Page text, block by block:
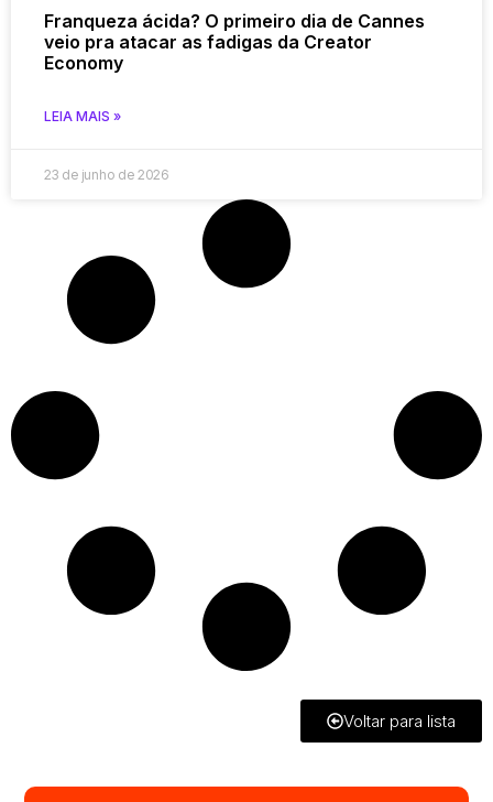
Franqueza ácida? O primeiro dia de Cannes
veio pra atacar as fadigas da Creator
Economy
LEIA MAIS »
23 de junho de 2026
Voltar para lista